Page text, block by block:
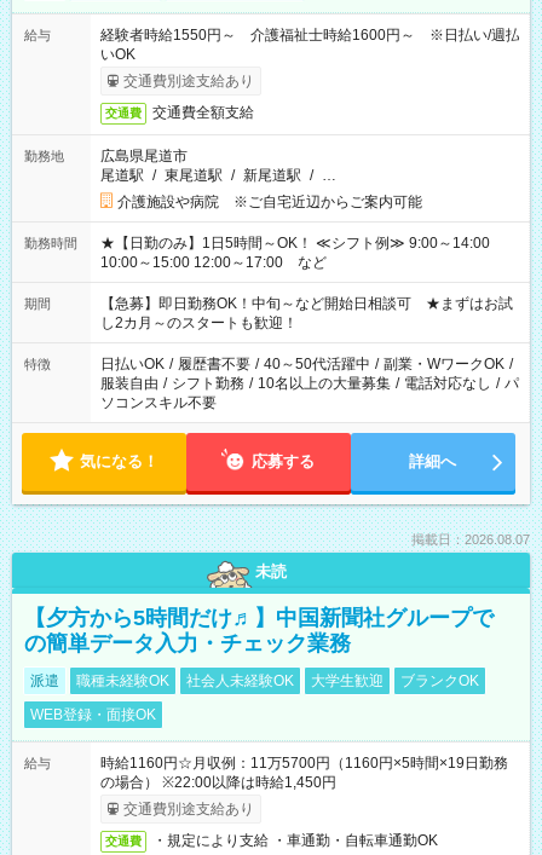
給与
経験者時給1550円～ 介護福祉士時給1600円～ ※日払い/週払
いOK
交通費別途支給あり
交通費 交通費全額支給
勤務地
広島県尾道市
尾道駅 / 東尾道駅 / 新尾道駅 / …
介護施設や病院 ※ご自宅近辺からご案内可能
勤務時間
★【日勤のみ】1日5時間～OK！ ≪シフト例≫ 9:00～14:00
10:00～15:00 12:00～17:00 など
期間
【急募】即日勤務OK！中旬～など開始日相談可 ★まずはお試
し2カ月～のスタートも歓迎！
特徴 日払いOK / 履歴書不要 / 40～50代活躍中 / 副業・WワークOK /
服装自由 / シフト勤務 / 10名以上の大量募集 / 電話対応なし / パ
ソコンスキル不要
気になる！ 応募する 詳細へ
掲載日：2026.08.07
未読
【夕方から5時間だけ♬】中国新聞社グループで
の簡単データ入力・チェック業務
派遣 職種未経験OK 社会人未経験OK 大学生歓迎
ブランクOK
WEB登録・面接OK
給与
時給1160円☆月収例：11万5700円（1160円×5時間×19日勤務
の場合） ※22:00以降は時給1,450円
交通費別途支給あり
交通費 ・規定により支給 ・車通勤・自転車通勤OK